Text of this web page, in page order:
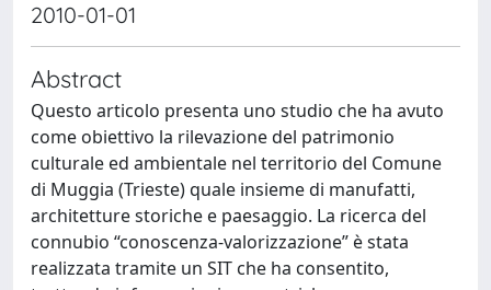
2010-01-01
Abstract
Questo articolo presenta uno studio che ha avuto
come obiettivo la rilevazione del patrimonio
culturale ed ambientale nel territorio del Comune
di Muggia (Trieste) quale insieme di manufatti,
architetture storiche e paesaggio. La ricerca del
connubio “conoscenza-valorizzazione” è stata
realizzata tramite un SIT che ha consentito,